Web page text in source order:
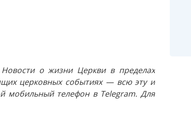
о жизни Церкви в пределах
церковных событиях — всю эту и
мобильный телефон в Telegram. Для